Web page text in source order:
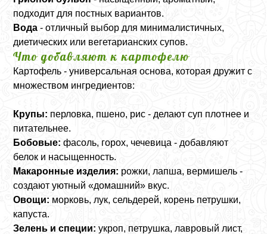
подходит для постных вариантов.
Вода - отличный выбор для минималистичных,
диетических или вегетарианских супов.
Что добавляют к картофелю
Картофель - универсальная основа, которая дружит с
множеством ингредиентов:
Крупы: перловка, пшено, рис - делают суп плотнее и
питательнее.
Бобовые: фасоль, горох, чечевица - добавляют
белок и насыщенность.
Макаронные изделия: рожки, лапша, вермишель -
создают уютный «домашний» вкус.
Овощи: морковь, лук, сельдерей, корень петрушки,
капуста.
Зелень и специи: укроп, петрушка, лавровый лист,